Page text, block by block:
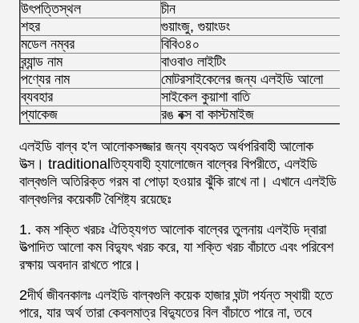
উৎপত্তিস্থল
চীন
শহর
গুয়াংজু, গুয়াংডং
মডেল নম্বর
বিবি৩৪০
ব্র্যান্ড নাম
বাওবাও লাইটিং
পণ্যের নাম
মোটরসাইকেলের জন্য এলইডি আলো
ব্যবহার
সাইকেল কুয়াশা বাতি
প্যাকেজ
রঙ বক্স বা কাস্টমাইজ
এলইডি বাল্ব হ'ল আলোকসজ্জার জন্য ব্যবহৃত অর্ধপরিবাহী আলোক
উত্স। traditionalতিহ্যবাহী হ্যালোজেন বাল্বের বিপরীতে, এলইডি
বাল্বগুলি অতিরিক্ত গরম বা পোড়া হওয়ার ঝুঁকি রাখে না। এখানে এলইডি
বাল্বগুলির কয়েকটি বৈশিষ্ট্য রয়েছেঃ
1. কম শক্তি খরচঃ ঐতিহ্যগত আলোক বাল্বের তুলনায় এলইডি দ্বারা
উত্পাদিত আলো কম বিদ্যুৎ খরচ করে, যা শক্তি খরচ বাঁচাতে এবং পরিবেশ
রক্ষায় অবদান রাখতে পারে।
2দীর্ঘ জীবনকালঃ এলইডি বাল্বগুলি কয়েক হাজার ঘন্টা পর্যন্ত স্থায়ী হতে
পারে, যার অর্থ তারা কেবলমাত্র বিদ্যুতের বিল বাঁচাতে পারে না, তবে